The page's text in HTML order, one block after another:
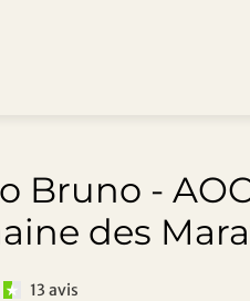
Bruno -
des
13 avis